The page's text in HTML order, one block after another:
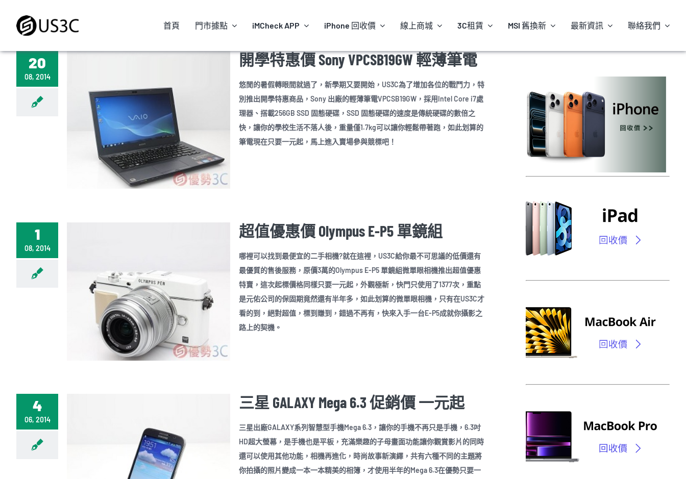
content
首頁 門市據點 iMCheck APP iPhone 回收價 線上商城 3C租賃 MSI 舊換新 最新資訊 聯絡我們
20
08, 2014
開學特惠價 Sony VPCSB19GW 輕薄筆電
悠閒的暑假轉眼間就過了，新學期又要開始，US3C為了增加各位的戰鬥力，特
別推出開學特惠商品，Sony 出廠的輕薄筆電VPCSB19GW，採用Intel Core i7處
理器、搭載256GB SSD 固態硬碟，SSD 固態硬碟的速度是傳統硬碟的數倍之
快，讓你的學校生活不落人後，重量僅1.7kg可以讓你輕鬆帶著跑，如此划算的
筆電現在只要一元起，馬上進入賣場參與競標吧！
1
08, 2014
超值優惠價 Olympus E-P5 單鏡組
哪裡可以找到最便宜的二手相機?就在這裡，US3C給你最不可思議的低價還有
最優質的售後服務，原價3萬的Olympus E-P5 單鏡組微單眼相機推出超值優惠
特賣，這次起標價格同樣只要一元起，外觀極新，快門只使用了1377次，重點
是元佑公司的保固期竟然還有半年多，如此划算的微單眼相機，只有在US3C才
看的到，絕對超值，標到賺到，錯過不再有，快來入手一台E-P5成就你攝影之
路上的契機。
4
06, 2014
三星 GALAXY Mega 6.3 促銷價 一元起
三星出廠GALAXY系列智慧型手機Mega 6.3，讓你的手機不再只是手機，6.3吋
HD超大螢幕，是手機也是平板，充滿樂趣的子母畫面功能讓你觀賞影片的同時
還可以使用其他功能，相機再進化，時尚故事新演繹，共有六種不同的主題將
你拍攝的照片變成一本一本精美的相簿，才使用半年的Mega 6.3在優勢只要一